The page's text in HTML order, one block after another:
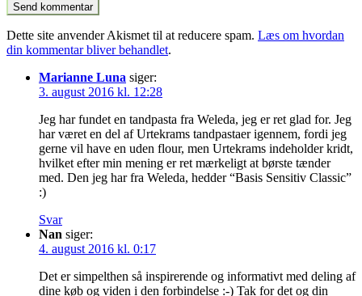
Dette site anvender Akismet til at reducere spam. Læs om hvordan
din kommentar bliver behandlet.
Marianne Luna siger:
3. august 2016 kl. 12:28
Jeg har fundet en tandpasta fra Weleda, jeg er ret glad for. Jeg
har været en del af Urtekrams tandpastaer igennem, fordi jeg
gerne vil have en uden flour, men Urtekrams indeholder kridt,
hvilket efter min mening er ret mærkeligt at børste tænder
med. Den jeg har fra Weleda, hedder “Basis Sensitiv Classic”
:)
Svar
Nan siger:
4. august 2016 kl. 0:17
Det er simpelthen så inspirerende og informativt med deling af
dine køb og viden i den forbindelse :-) Tak for det og din